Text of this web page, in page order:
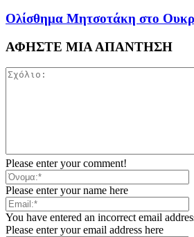
Ολίσθημα Μητσοτάκη στο
ΑΦΗΣΤΕ ΜΙΑ ΑΠΑΝΤΗΣΗ
Please enter your comment!
Please enter your name here
You have entered an incorrect email
Please enter your email address here